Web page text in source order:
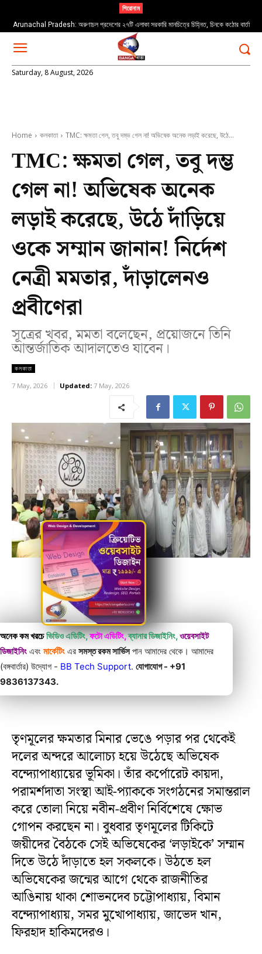
শিরোনাম
Arunachal Pradesh: অরুণাচল প্রদেশের ২৭টি এলাকা সরকারি মানচিত্রে চিহ্নিত, চিনকে কঠোর বার্তা
Saturday, 8 August, 2026
Home কলকাতা TMC: ক্ষমতা গেল, তবু দম্ভ গেল না! অভিষেক অনেক লড়াই করেছে, উঠে...
TMC: ক্ষমতা গেল, তবু দম্ভ
গেল না! অভিষেক অনেক
লড়াই করেছে, উঠে দাঁড়িয়ে
ওকে সম্মান জানান! নির্দেশ
নেত্রী মমতার, দাঁড়ালেনও
প্রবীণেরা
সূত্রের খবর, মমতা বলেছেন, প্রয়োজনে তিনি
আন্তর্জাতিক আদালতেও যাবেন।
কলকাতা
7 May, 2026 Updated: 7 May, 2026
অনেক কম খরচে ভিডিও এডিটিং,ফটো এডিটিং,ব্যানার ডিজাইনিং,ওয়েবসাইট
ডিজাইনিং এবং মার্কেটিং এর সমস্ত রকম সার্ভিসপান আমাদের থেকে। আমাদের
(বঙ্গবার্তার) উদ্যোগ - BB Tech Support. যোগাযোগ - +91
9836137343.
তৃণমূলের ক্ষমতার মিনার ভেঙে পড়ার পর থেকেই
দলের অন্দরে আলোচ্য হয়ে উঠেছে অভিষেক
বন্দ্যোপাধ্যায়ের ভূমিকা। তাঁর কর্পোরেট কায়দা,
পরামর্শদাতা সংস্থা আই-প্যাককে সংগঠনের সমান্তরাল
করে তোলা নিয়ে নবীন-প্রবীণ নির্বিশেষে ক্ষোভ
গোপন করছেন না। বুধবার তৃণমূলের টিকিটে
জয়ীদের বৈঠকে সেই অভিষেকের ‘লড়াইকে’ সম্মান
দিতে উঠে দাঁড়াতে হল সকলকে। উঠতে হল
অভিষেকের জন্মের আগে থেকে রাজনীতির
আঙিনায় থাকা শোভনদেব চট্টোপাধ্যায়, বিমান
বন্দ্যোপাধ্যায়, সমর মুখোপাধ্যায়, জাভেদ খান,
ফিরহাদ হাকিমদেরও।